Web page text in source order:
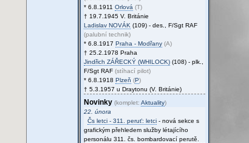
* 6.8.1911 Orlová (T)
† 19.7.1945 V. Británie
Ladislav NOVÁK (109) - des., F/Sgt RAF
(palubní technik)
* 6.8.1917 Praha - Modřany (A)
† 25.2.1978 Praha
Jindřich ZÁŘECKÝ (WHILOCK) (108) - plk.,
F/Sgt RAF (stíhací pilot)
* 6.8.1918 Plzeň (P)
† 5.3.1957 u Draytonu (V. Británie)
Novinky (komplet: Aktuality)
22. února
Čs letci - 311. peruť: letci - nová sekce s
grafickým přehledem služby létajícího
personálu 311. čs. bombardovací perutě.